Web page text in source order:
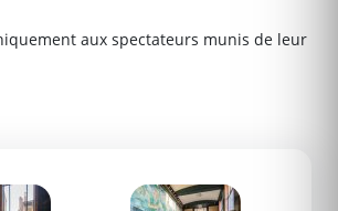
aux spectateurs munis de leur
l'image Zoom de l'image